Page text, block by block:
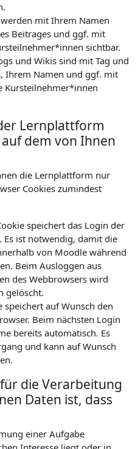
mit Ihrem Namen
Beitrages und ggf. mit
sichtbar.
und Wikis sind mit Tag und
Ihrem Namen und ggf. mit
Kursteilnehmer*innen
Lernplattform
dem von Ihnen
die Lernplattform nur
Cookies zumindest
speichert das Login der
ist notwendig, damit die
von Moodle während
Beim Ausloggen aus
des Webbrowsers wird
gelöscht.
speichert auf Wunsch den
Beim nächsten Login
bereits automatisch. Es
und kann auf Wunsch
die Verarbeitung
Daten ist, dass
einer Aufgabe